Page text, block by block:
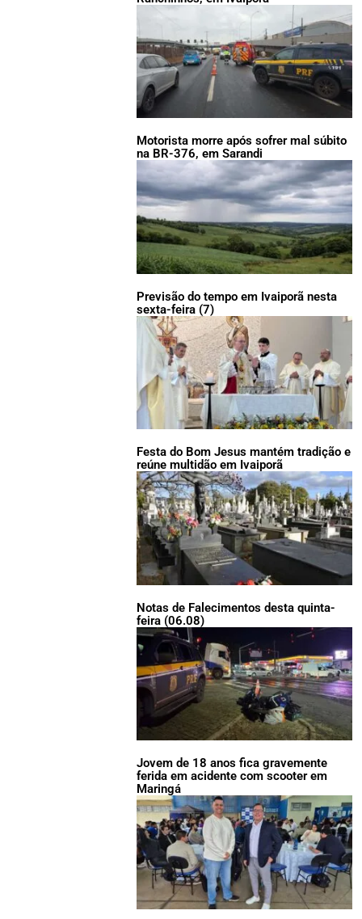
Motorista morre após sofrer mal súbito
na BR-376, em Sarandi
Previsão do tempo em Ivaiporã nesta
sexta-feira (7)
Festa do Bom Jesus mantém tradição e
reúne multidão em Ivaiporã
Notas de Falecimentos desta quinta-
feira (06.08)
Jovem de 18 anos fica gravemente
ferida em acidente com scooter em
Maringá